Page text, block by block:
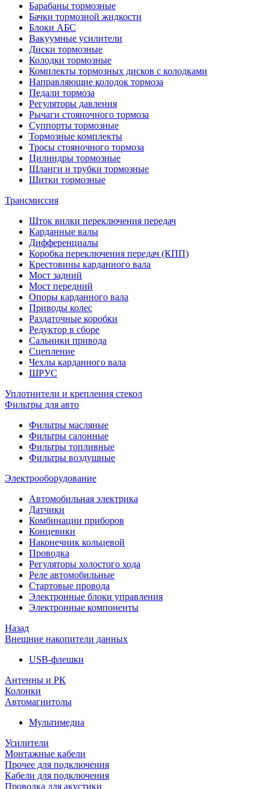
Барабаны тормозные
Бачки тормозной жидкости
Блоки АБС
Вакуумные усилители
Диски тормозные
Колодки тормозные
Комплекты тормозных дисков с колодками
Направляющие колодок тормоза
Педали тормоза
Регуляторы давления
Рычаги стояночного тормоза
Суппорты тормозные
Тормозные комплекты
Тросы стояночного тормоза
Цилиндры тормозные
Шланги и трубки тормозные
Щитки тормозные
Трансмиссия
Шток вилки переключения передач
Карданные валы
Дифференциалы
Коробка переключения передач (КПП)
Крестовины карданного вала
Мост задний
Мост передний
Опоры карданного вала
Приводы колес
Раздаточные коробки
Редуктор в сборе
Сальники привода
Сцепление
Чехлы карданного вала
ШРУС
Уплотнители и крепления стекол
Фильтры для авто
Фильтры масляные
Фильтры салонные
Фильтры топливные
Фильтры воздушные
Электрооборудование
Автомобильная электрика
Датчики
Комбинации приборов
Концевики
Наконечник кольцевой
Проводка
Регуляторы холостого хода
Реле автомобильные
Стартовые провода
Электронные блоки управления
Электронные компоненты
Назад
Внешние накопители данных
USB-флешки
Антенны и РК
Колонки
Автомагнитолы
Мультимедиа
Усилители
Монтажные кабели
Прочее для подключения
Кабели для подключения
Проводка для акустики